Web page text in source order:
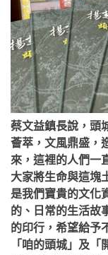
蔡文益鎮長說，頭
薈萃，文風鼎盛，
來，這裡的人們一
大家將生命與這塊
是我們寶貴的文化
的、日常的生活故
的印行，希望給予
「咱的頭城」及